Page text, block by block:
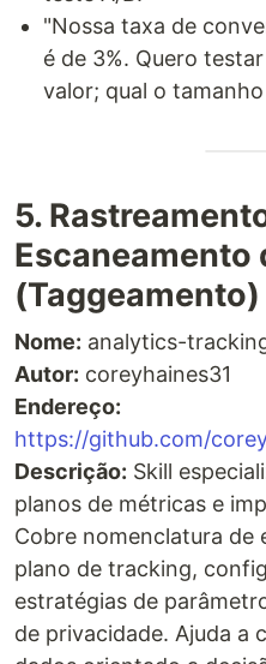
"Nossa taxa de
é de 3%. Quero
valor; qual o
5.
Escaneamento
(Taggeamento)
Nome: analytics-
Autor: coreyhaines31
Endereço:
https://github.com/
Descrição: Skill
planos de métricas e
Cobre nomenclatura de
plano de tracking,
estratégias de
de privacidade. Ajuda a